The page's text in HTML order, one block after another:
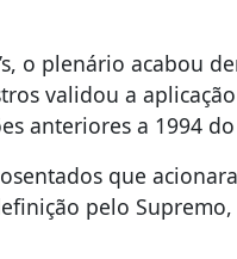
o plenário acabou
validou a
anteriores a 1994
que
pelo